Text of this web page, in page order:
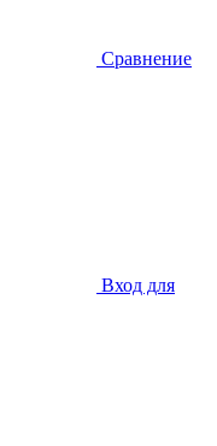
Сравнение
Вход для